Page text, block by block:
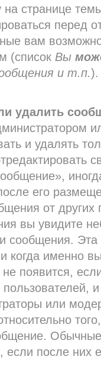
на странице
перед
вам
(список Вы
и т.п.).
удалить
и удалять
его
от других
вы увидите
сообщения. Эта
когда именно
появится,
пользователей,
или
Обычные
после них